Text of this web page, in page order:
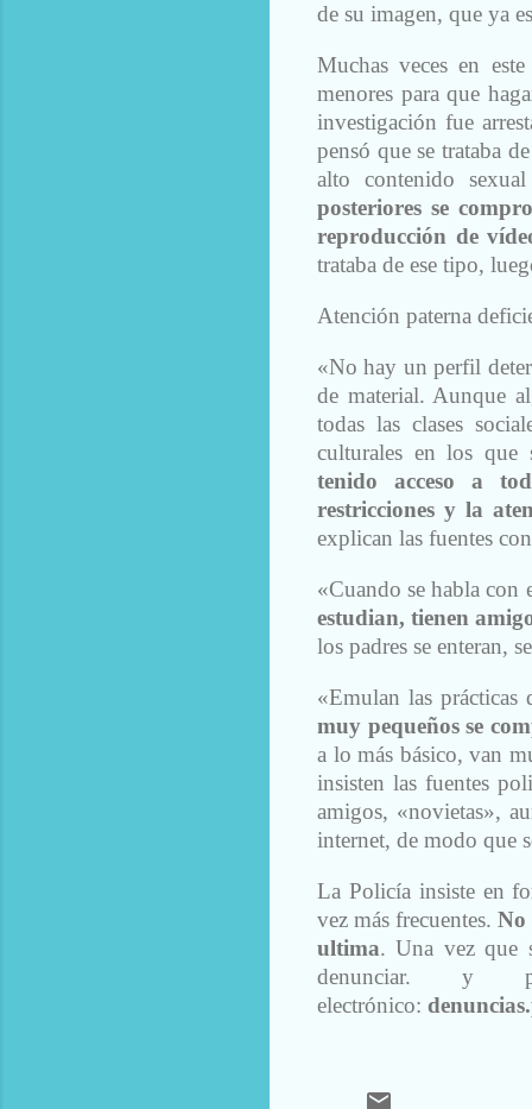
de su imagen, que ya
Muchas veces en
menores para que
investigación fue
pensó que se trataba
alto contenido
posteriores se
reproducción de
trataba de ese tipo,
Atención paterna
«No hay un perfil
de material. Aunque
todas las clases
culturales en los que
tenido acceso a
restricciones y la
explican las fuentes
«Cuando se habla con
estudian, tienen
los padres se enteran,
«Emulan las prácticas
muy pequeños se
a lo más básico, van
insisten las fuentes
amigos, «novietas»,
internet, de modo que
La Policía insiste en
vez más frecuentes.No
ultima. Una vez que
denunciar. y
electrónico: